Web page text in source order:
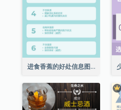
进食香蕉的好处信息图表